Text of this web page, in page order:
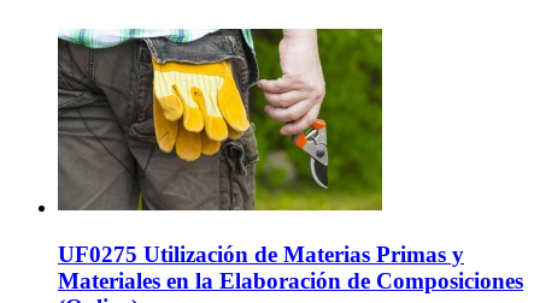
UF0275 Utilización de Materias Primas y
Materiales en la Elaboración de Composiciones